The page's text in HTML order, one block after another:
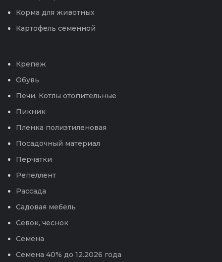
Корма для животных
Картофель семенной
Крепеж
Обувь
Печи, Котлы отопительные
Пикник
Пленка полиэтиленовая
Посадочный материал
Перчатки
Репеллент
Рассада
Садовая мебель
Севок, чеснок
Семена
Семена 40% до 12.2026 года